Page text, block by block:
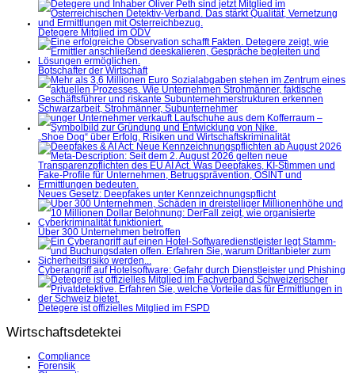
Detegere Mitglied im ÖDV
Botschafter der Wirtschaft
Schwarzarbeit, Strohmänner, Subunternehmer
„Shoe Dog“ über Erfolg, Risiken und Wirtschaftskriminalität
Neues Gesetz: Deepfakes unter Kennzeichnungspflicht
Über 300 Unternehmen betroffen
Cyberangriff auf Hotelsoftware: Gefahr durch Dienstleister und Phishing
Detegere ist offizielles Mitglied im FSPD
Wirtschaftsdetektei
Compliance
Forensik